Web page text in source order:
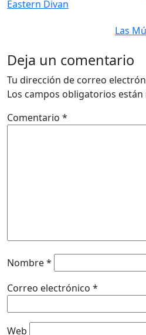
Eastern Divan
Las
Deja un comentario
Tu dirección de correo
Los campos obligatorios
Comentario *
Nombre*
Correo electrónico *
Web